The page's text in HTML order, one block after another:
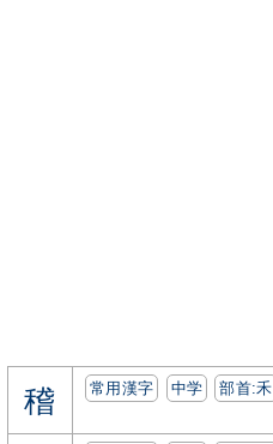
稽 常用漢字 中学 部首:⽲